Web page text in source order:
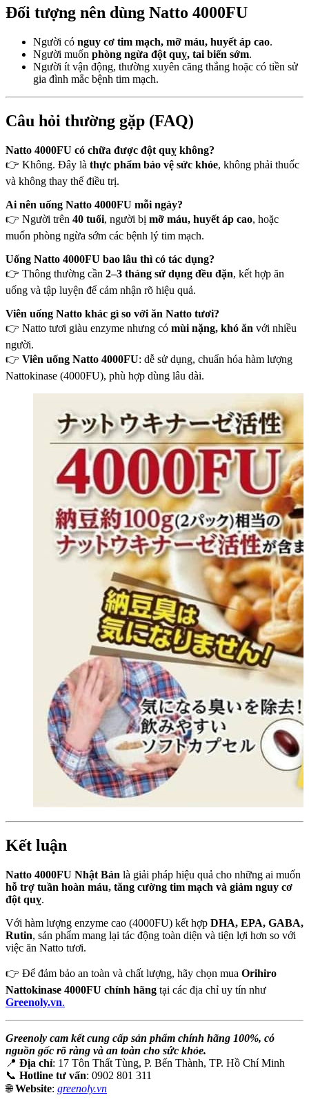
Đối tượng nên dùng Natto 4000FU
Người có nguy cơ tim mạch, mỡ máu, huyết áp cao.
Người muốn phòng ngừa đột quỵ, tai biến sớm.
Người ít vận động, thường xuyên căng thẳng hoặc có tiền sử
gia đình mắc bệnh tim mạch.
Câu hỏi thường gặp (FAQ)
Natto 4000FU có chữa được đột quỵ không?
👉 Không. Đây là thực phẩm bảo vệ sức khỏe, không phải thuốc
và không thay thế điều trị.
Ai nên uống Natto 4000FU mỗi ngày?
👉 Người trên 40 tuổi, người bị mỡ máu, huyết áp cao, hoặc
muốn phòng ngừa sớm các bệnh lý tim mạch.
Uống Natto 4000FU bao lâu thì có tác dụng?
👉 Thông thường cần 2–3 tháng sử dụng đều đặn, kết hợp ăn
uống và tập luyện để cảm nhận rõ hiệu quả.
Viên uống Natto khác gì so với ăn Natto tươi?
👉 Natto tươi giàu enzyme nhưng có mùi nặng, khó ăn với nhiều
người.
👉 Viên uống Natto 4000FU: dễ sử dụng, chuẩn hóa hàm lượng
Nattokinase (4000FU), phù hợp dùng lâu dài.
Kết luận
Natto 4000FU Nhật Bản là giải pháp hiệu quả cho những ai muốn
hỗ trợ tuần hoàn máu, tăng cường tim mạch và giảm nguy cơ
đột quỵ.
Với hàm lượng enzyme cao (4000FU) kết hợp DHA, EPA, GABA,
Rutin, sản phẩm mang lại tác động toàn diện và tiện lợi hơn so với
việc ăn Natto tươi.
👉 Để đảm bảo an toàn và chất lượng, hãy chọn mua Orihiro
Nattokinase 4000FU chính hãng tại các địa chỉ uy tín như
Greenoly.vn.
Greenoly cam kết cung cấp sản phẩm chính hãng 100%, có
nguồn gốc rõ ràng và an toàn cho sức khỏe.
📍 Địa chỉ: 17 Tôn Thất Tùng, P. Bến Thành, TP. Hồ Chí Minh
📞 Hotline tư vấn: 0902 801 311
🌐Website: greenoly.vn